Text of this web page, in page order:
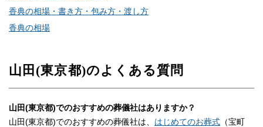
香典の相場・書き方・包み方・渡し方
香典の相場
山田(東京都)のよくある質問
山田(東京都)でのおすすめの葬儀社はありますか？
山田(東京都)でのおすすめの葬儀社は、 はじめてのお葬式 （宝町